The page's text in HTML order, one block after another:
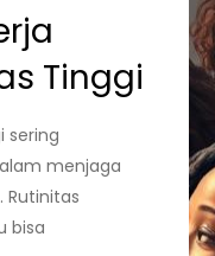
Tinggi
sering
menjaga
Rutinitas
bisa